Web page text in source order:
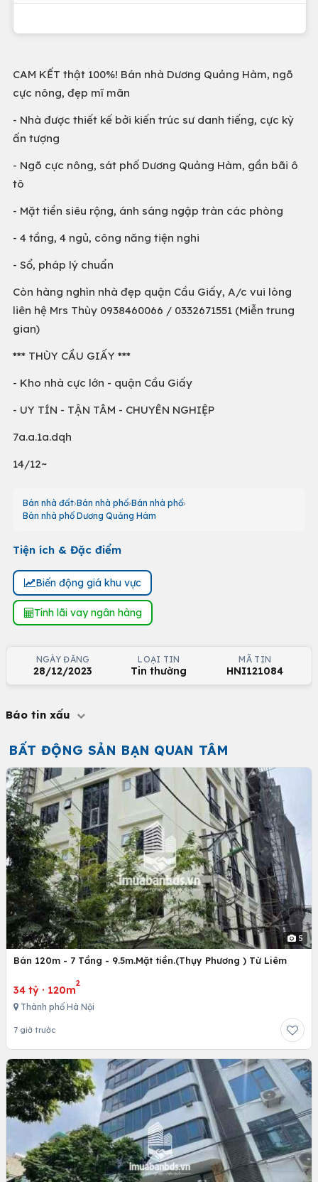
CAM KẾT thật 100%! Bán nhà Dương Quảng Hàm, ngõ
cực nông, đẹp mĩ mãn
- Nhà được thiết kế bởi kiến trúc sư danh tiếng, cực kỳ
ấn tượng
- Ngõ cực nông, sát phố Dương Quảng Hàm, gần bãi ô
tô
- Mặt tiền siêu rộng, ánh sáng ngập tràn các phòng
- 4 tầng, 4 ngủ, công năng tiện nghi
- Sổ, pháp lý chuẩn
Còn hàng nghìn nhà đẹp quận Cầu Giấy, A/c vui lòng
liên hệ Mrs Thùy 0938460066 / 0332671551 (Miễn trung
gian)
*** THÙY CẦU GIẤY ***
- Kho nhà cực lớn - quận Cầu Giấy
- UY TÍN - TẬN TÂM - CHUYÊN NGHIỆP
7a.a.1a.dqh
14/12~
Bán nhà đất Bán nhà phố Bán nhà phố
Bán nhà phố Dương Quảng Hàm
Tiện ích & Đặc điểm
Biến động giá khu vực
Tính lãi vay ngân hàng
NGÀY ĐĂNG
28/12/2023
LOẠI TIN
Tin thường
MÃ TIN
HNI121084
Báo tin xấu
BẤT ĐỘNG SẢN BẠN QUAN TÂM
5
Bán 120m - 7 Tầng - 9.5m.Mặt tiền.(Thụy Phương ) Từ Liêm
34 tỷ · 120m
2
Thành phố Hà Nội
7 giờ trước